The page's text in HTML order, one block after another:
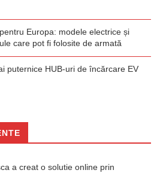
Europa: modele electrice și
care pot fi folosite de armată
puternice HUB-uri de încărcare EV
a creat o solutie online prin